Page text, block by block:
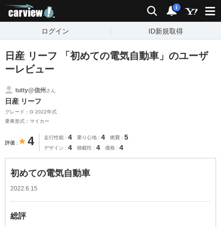
検索 通知
i
ログイン ID新規取得
日産 リーフ 「初めての電気自動車」のユーザ
ーレビュー
tutty@信州 さん
日産 リーフ
グレード：G 2022年式
乗車形式：マイカー
評価 4 走行性能 4 乗り心地 4 燃費 5
デザイン 4 積載性 4 価格 4
初めての電気自動車
2022.6.15
総評